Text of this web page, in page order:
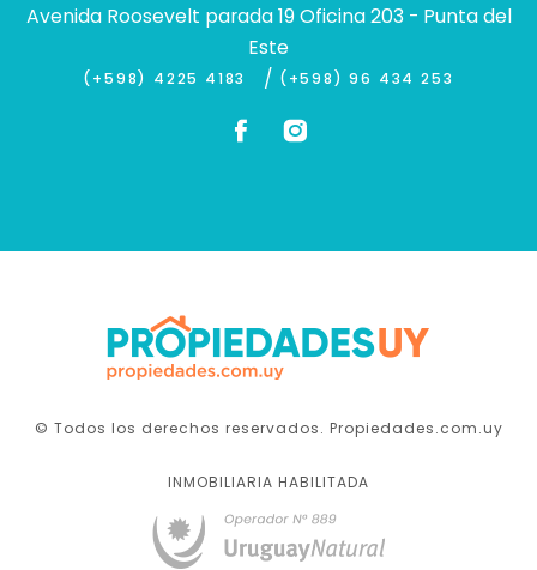
Avenida Roosevelt parada 19 Oficina 203 - Punta del
Este
(+598) 4225 4183 / (+598) 96 434 253
© Todos los derechos reservados. Propiedades.com.uy
INMOBILIARIA HABILITADA